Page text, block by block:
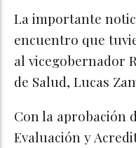
La importante
encuentro que
al vicegobernador
de Salud, Lucas
Con la aprobación
Evaluación y